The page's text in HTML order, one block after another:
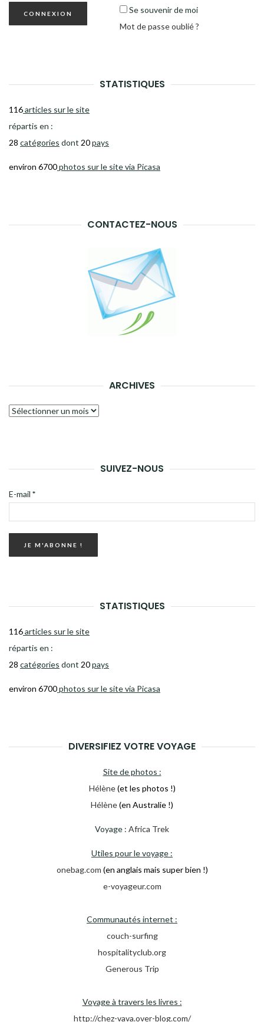
Se souvenir de moi
Mot de passe oublié ?
STATISTIQUES
116articles sur le site
répartis en :
28 catégories dont 20pays
environ 6700photos sur le site via Picasa
CONTACTEZ-NOUS
ARCHIVES
Archives
SUIVEZ-NOUS
E-mail *
STATISTIQUES
116articles sur le site
répartis en :
28 catégories dont 20pays
environ 6700photos sur le site via Picasa
DIVERSIFIEZ VOTRE VOYAGE
Site de photos :
Hélène (et les photos !)
Hélène(en Australie !)
Voyage : Africa Trek
Utiles pour le voyage :
onebag.com (en anglais mais super bien !)
e-voyageur.com
Communautés internet :
couch-surfing
hospitalityclub.org
Generous Trip
Voyage à travers les livres :
http://chez-vava.over-blog.com/